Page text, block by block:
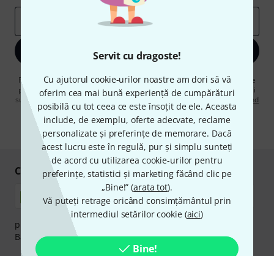
Servit cu dragoste!
Cu ajutorul cookie-urilor noastre am dori să vă
oferim cea mai bună experiență de cumpărături
posibilă cu tot ceea ce este însoțit de ele. Aceasta
include, de exemplu, oferte adecvate, reclame
personalizate și preferințe de memorare. Dacă
acest lucru este în regulă, pur și simplu sunteți
de acord cu utilizarea cookie-urilor pentru
preferințe, statistici și marketing făcând clic pe
„Bine!” (arata tot).
Vă puteți retrage oricând consimțământul prin
intermediul setărilor cookie (aici)
Bine!
Înscrie-te acum
Făcând clic pe „Înscrie-te acum”, sunteți de acord să primiți publicitate
prin e-mail. Vă puteți dezabona în orice moment. Puteți găsi informații
suplimentare despre buletinul informativ înregulamentul nostru privind
protecția datelor.
* Necesar
Cumpărați și plătiți în siguranță
plata se poate efectua în siguranță cu Ramburs, Transfer
Bancar sau Card de credit.